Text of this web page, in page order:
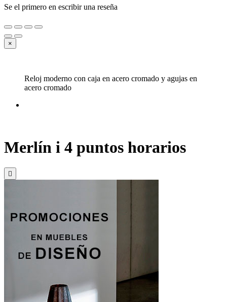
Se el primero en escribir una reseña
×
Reloj moderno con caja en acero cromado y agujas en
acero cromado
Merlín i 4 puntos horarios
